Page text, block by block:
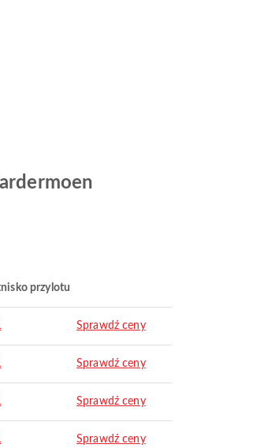
przylotu
Sprawdź ceny
Sprawdź ceny
Sprawdź ceny
Sprawdź ceny